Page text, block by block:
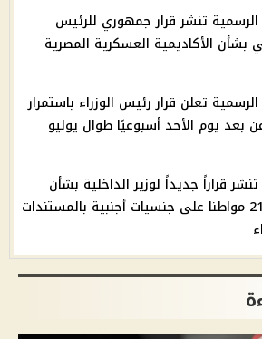
الرسمية تنشر قرار جمهوري للرئيس
الأكاديمية العسكرية المصرية
الرسمية تعلن قرار رئيس الوزراء باستمرار
بعد يوم الأحد أسبوعيًا طوال يوليو
تنشر قراراً جديداً لوزير الداخلية بشأن
حصول 21 مواطنا على جنسيات أجنبية بالمستندات